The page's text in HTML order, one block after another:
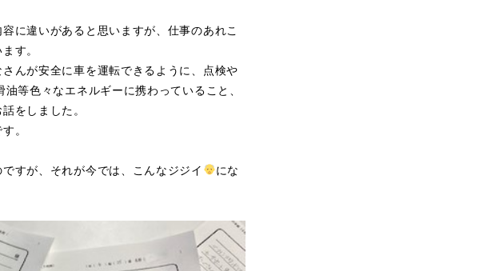
に違いがあると思いますが、仕事のあれこ
す。
んが安全に車を運転できるように、点検や
等色々なエネルギーに携わっていること、
をしました。
。
すが、それが今では、こんなジジイ
にな